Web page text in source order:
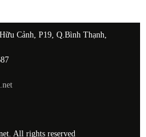
Cảnh, P19, Q.Bình Thạnh,
All rights reserved